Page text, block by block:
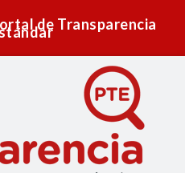
de Transparencia